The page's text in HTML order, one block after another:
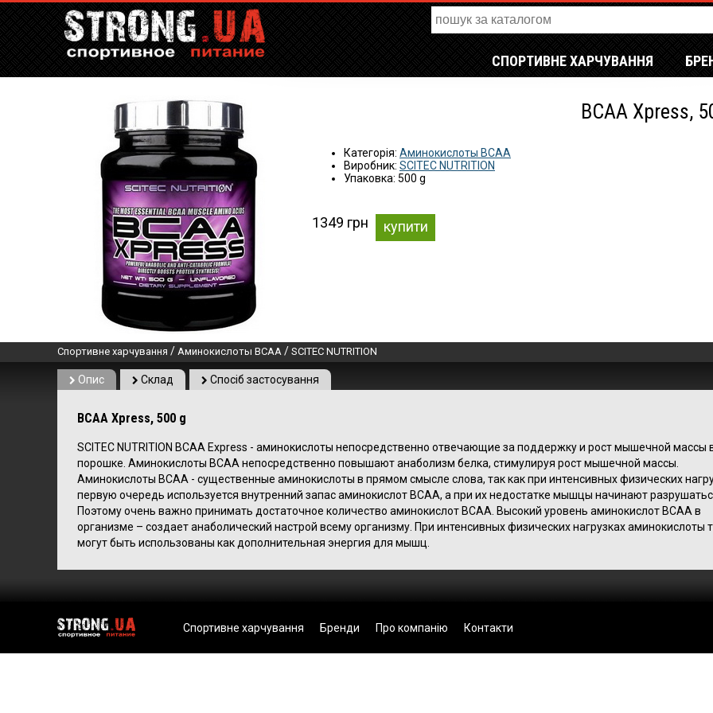
СПОРТИВНЕ ХАРЧУВАННЯ
BCAA Xpress,
Категорія: Аминокислоты BCAA
Виробник: SCITEC NUTRITION
Упаковка: 500 g
1349 грн купити
Спортивне харчування / Аминокислоты BCAA / SCITEC NUTRITION
Опис Склад Спосіб застосування
BCAA Xpress, 500 g
SCITEC NUTRITION BCAA Express - аминокислоты непосредственно отвечающие за поддержку и рост мышечной массы
порошке. Аминокислоты BCAA непосредственно повышают анаболизм белка, стимулируя рост мышечной массы.
Аминокислоты BCAA - существенные аминокислоты в прямом смысле слова, так как при интенсивных физических
первую очередь используется внутренний запас аминокислот BCAA, а при их недостатке мышцы начинают
Поэтому очень важно принимать достаточное количество аминокислот BCAA. Высокий уровень аминокислот ВCAA в
организме – создает анаболический настрой всему организму. При интенсивных физических нагрузках аминокислоты
могут быть использованы как дополнительная энергия для мышц.
Спортивне харчування Бренди Про компанію Контакти